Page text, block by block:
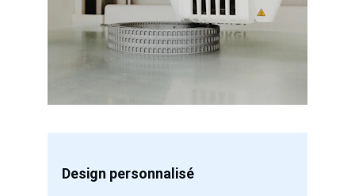
Design personnalisé